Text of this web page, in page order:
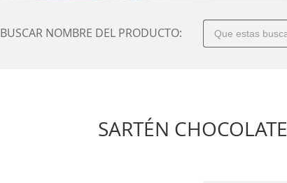
BUSCAR NOMBRE DEL PRODUCTO:
SARTÉN CHOCOLATE